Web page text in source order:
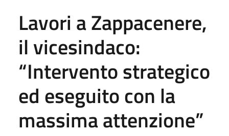
Lavori a Zappacenere,
il vicesindaco:
“Intervento strategico
ed eseguito con la
massima attenzione”